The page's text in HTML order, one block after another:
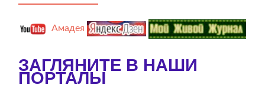
Амадея
ЗАГЛЯНИТЕ В НАШИ
ПОРТАЛЫ